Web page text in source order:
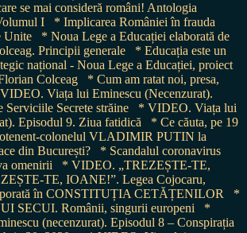
se mai consideră români! Antologia
I
* Implicarea României în frauda
Unite
* Noua Lege a Educației elaborată de
Principii generale
* Educația este un
național - Noua Lege a Educației, proiect
Colceag
* Cum am ratat noi, presa,
Viața lui Eminescu (Necenzurat).
Serviciile Secrete străine
* VIDEO. Viața lui
Episodul 9. Ziua fatidică
* Ce căuta, pe 19
colonelul VLADIMIR PUTIN la
din București?
* Scandalul coronavirus
omenirii
* VIDEO. „TREZEȘTE-TE,
TE, IOANE!”. Legea Cojocaru,
în CONSTITUȚIA CETĂȚENILOR
*
SECUI. Românii, singurii europeni
*
(necenzurat). Episodul 8 – Conspirația